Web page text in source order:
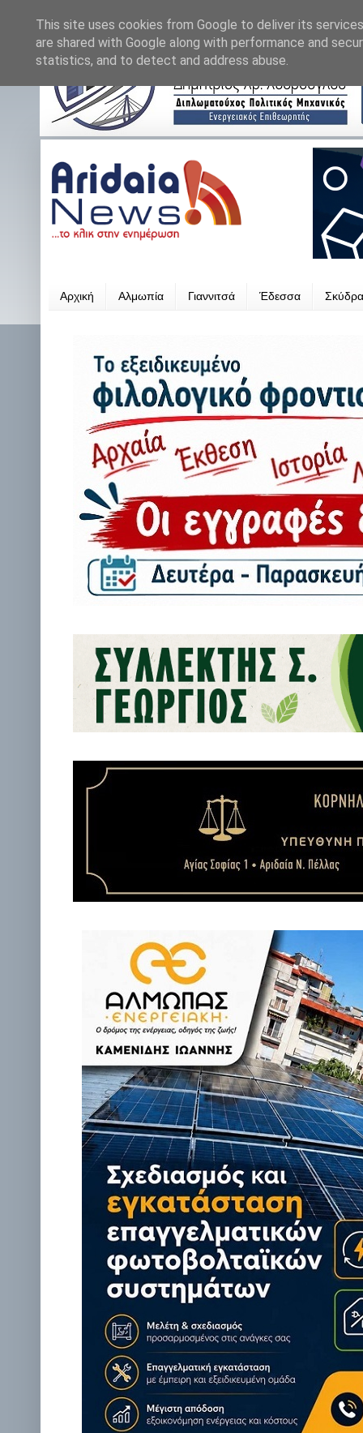
Αρχική Αλμωπία Γιαννιτσά Έδεσσα Σκύδρα
This site uses cookies from Google to deliver its
are shared with Google along with performance and
statistics, and to detect and address abuse.